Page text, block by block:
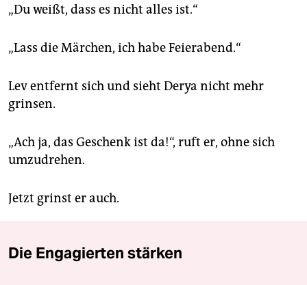
„Du weißt, dass es nicht alles ist.“
„Lass die Märchen, ich habe Feierabend.“
Lev entfernt sich und sieht Derya nicht mehr
grinsen.
„Ach ja, das Geschenk ist da!“, ruft er, ohne sich
umzudrehen.
Jetzt grinst er auch.
Die Engagierten stärken